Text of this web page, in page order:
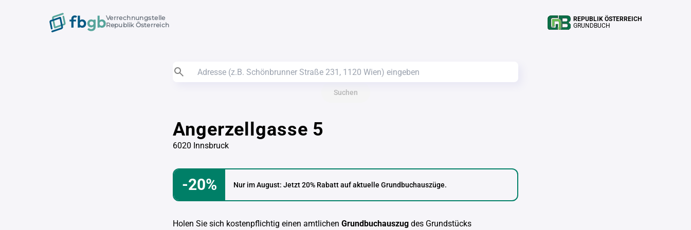
Verrechnungstelle
Republik Österreich
REPUBLIK ÖSTERREICH
GRUNDBUCH
Suchen
Angerzellgasse 5
6020 Innsbruck
-20% Nur im August: Jetzt 20% Rabatt auf aktuelle Grundbuchauszüge.
Holen Sie sich kostenpflichtig einen amtlichen Grundbuchauszug des Grundstücks